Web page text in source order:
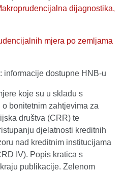
dijagnostika,
mjera po zemljama
informacije dostupne HNB-u
koje su u skladu s
bonitetnim zahtjevima za
društva (CRR) te
djelatnosti kreditnih
nad kreditnim institucijama
IV). Popis kratica s
publikacije. Zelenom